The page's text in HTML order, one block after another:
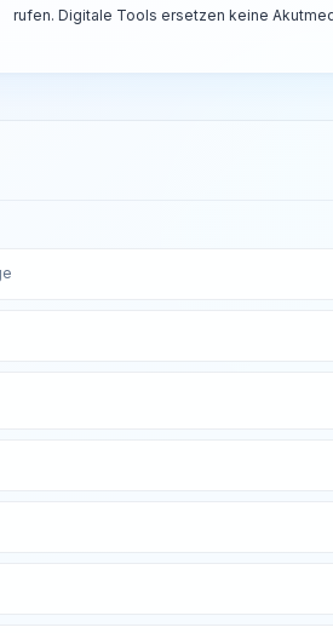
rufen. Digitale Tools ersetzen keine